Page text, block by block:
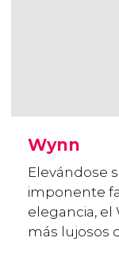
Wynn
Elevándose
imponente
elegancia, el
más lujosos